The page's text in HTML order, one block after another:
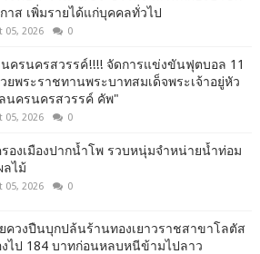
าส เพิ่มรายได้แก่บุคคลทั่วไป
05, 2026 0
นครนครสวรรค์!!!! จัดการแข่งขันฟุตบอล 11
ยพระราชทานพระบาทสมเด็จพระเจ้าอยู่หัว
นครนครสวรรค์ คัพ"
05, 2026 0
องเมืองปากน้ำโพ รวบหนุ่มจำหน่ายน้ำท่อม
ลไม้
05, 2026 0
ควงปืนบุกปล้นร้านทองเยาวราชสาขาโลตัส
ไป 184 บาทก่อนหลบหนีข้ามไปลาว